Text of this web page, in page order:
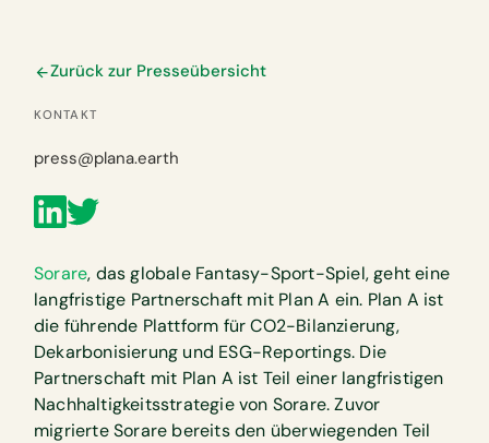
Zurück zur Presseübersicht
KONTAKT
press@plana.earth
Sorare, das globale Fantasy-Sport-Spiel, geht eine
langfristige Partnerschaft mit Plan A ein. Plan A ist
die führende Plattform für CO2-Bilanzierung,
Dekarbonisierung und ESG-Reportings. Die
Partnerschaft mit Plan A ist Teil einer langfristigen
Nachhaltigkeitsstrategie von Sorare. Zuvor
migrierte Sorare bereits den überwiegenden Teil